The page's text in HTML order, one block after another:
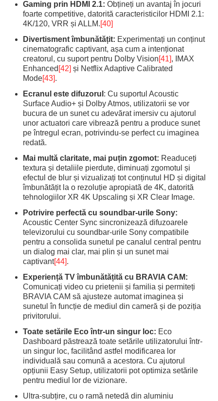
Gaming prin HDMI 2.1:Obțineți un avantaj în jocuri
foarte competitive, datorită caracteristicilor HDMI 2.1:
4K/120, VRR și ALLM.[40]
Divertisment îmbunătățit: Experimentați un conținut
cinematografic captivant, așa cum a intenționat
creatorul, cu suport pentru Dolby Vision[41], IMAX
Enhanced [42] și Netflix Adaptive Calibrated
Mode[43].
Ecranul este difuzorul : Cu suportul Acoustic
Surface Audio+ și Dolby Atmos, utilizatorii se vor
bucura de un sunet cu adevărat imersiv cu ajutorul
unor actuatori care vibrează pentru a produce sunet
pe întregul ecran, potrivindu-se perfect cu imaginea
redată.
Mai multă claritate, mai puțin zgomot: Readuceți
textura și detaliile pierdute, diminuați zgomotul și
efectul de blur și vizualizați tot conținutul HD și digital
îmbunătățit la o rezoluție apropiată de 4K, datorită
tehnologiilor XR 4K Upscaling și XR Clear Image.
Potrivire perfectă cu soundbar-urile Sony:
Acoustic Center Sync sincronizează difuzoarele
televizorului cu soundbar-urile Sony compatibile
pentru a consolida sunetul pe canalul central pentru
un dialog mai clar, mai plin și un sunet mai
captivant[44].
Experiență TV îmbunătățită cu BRAVIA CAM:
Comunicați video cu prietenii și familia și permiteți
BRAVIA CAM să ajusteze automat imaginea și
sunetul în funcție de mediul din cameră și de poziția
privitorului.
Toate setările Eco într-un singur loc: Eco
Dashboard păstrează toate setările utilizatorului într-
un singur loc, facilitând astfel modificarea lor
individuală sau comună a acestora. Cu ajutorul
opțiunii Easy Setup, utilizatorii pot optimiza setările
pentru mediul lor de vizionare.
Ultra-subțire, cu o ramă netedă din aluminiu